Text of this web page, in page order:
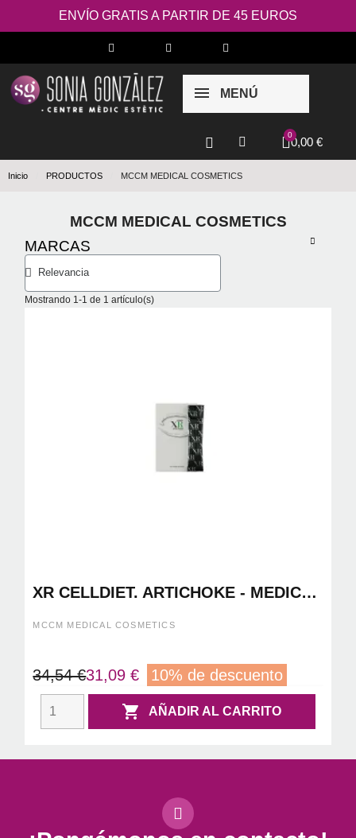
ENVÍO GRATIS A PARTIR DE 45 EUROS
MENÚ
0,00 €
Inicio PRODUCTOS MCCM MEDICAL COSMETICS
MCCM MEDICAL COSMETICS
MARCAS
Mostrando 1-1 de 1 artículo(s)
XR CELLDIET. ARTICHOKE - MEDICAL
MCCM MEDICAL COSMETICS
34,54 €31,09 € 10% de descuento
 AÑADIR AL CARRITO